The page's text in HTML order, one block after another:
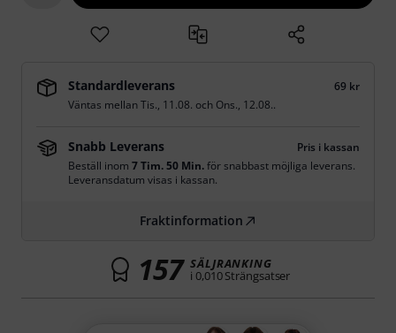
Standardleverans
69 kr
Väntas mellanTis., 11.08. och Ons., 12.08..
Snabb Leverans
Pris i kassan
Beställ inom 7 Tim. 50 Min.för snabbast möjliga leverans.
Leveransdatum visas i kassan.
Fraktinformation
157 SÄLJRANKING
i 0,010 Strängsatser